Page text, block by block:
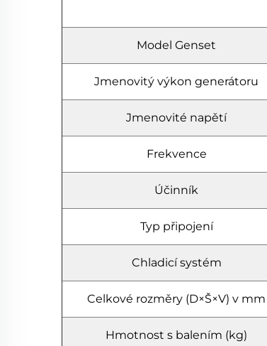
Model Genset
Jmenovitý výkon generátoru
Jmenovité napětí
Frekvence
Účinník
Typ připojení
Chladicí systém
Celkové rozměry (D×Š×V) v mm
Hmotnost s balením (kg)